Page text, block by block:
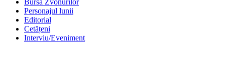
Bursa Zvonurilor
Personajul lunii
Editorial
Cetățeni
Interviu/Eveniment